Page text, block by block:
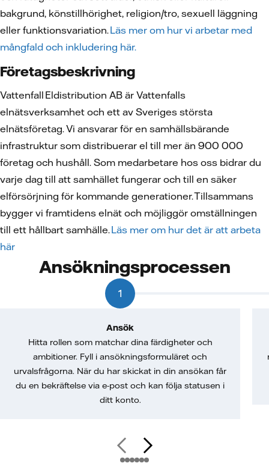
bakgrund, könstillhörighet, religion/tro, sexuell läggning
eller funktionsvariation.Läs mer om hur vi arbetar med
mångfald och inkludering här.
Företagsbeskrivning
Vattenfall Eldistribution AB är Vattenfalls
elnätsverksamhet och ett av Sveriges största
elnätsföretag. Vi ansvarar för en samhällsbärande
infrastruktur som distribuerar el till mer än 900 000
företag och hushåll. Som medarbetare hos oss bidrar du
varje dag till att samhället fungerar och till en säker
elförsörjning för kommande generationer. Tillsammans
bygger vi framtidens elnät och möjliggör omställningen
till ett hållbart samhälle.Läs mer om hur det är att arbeta
här
Ansökningsprocessen
1
Ansök
Hitta rollen som matchar dina färdigheter och
ambitioner. Fyll i ansökningsformuläret och
urvalsfrågorna. När du har skickat in din ansökan får
du en bekräftelse via e-post och kan följa statusen i
ditt konto.